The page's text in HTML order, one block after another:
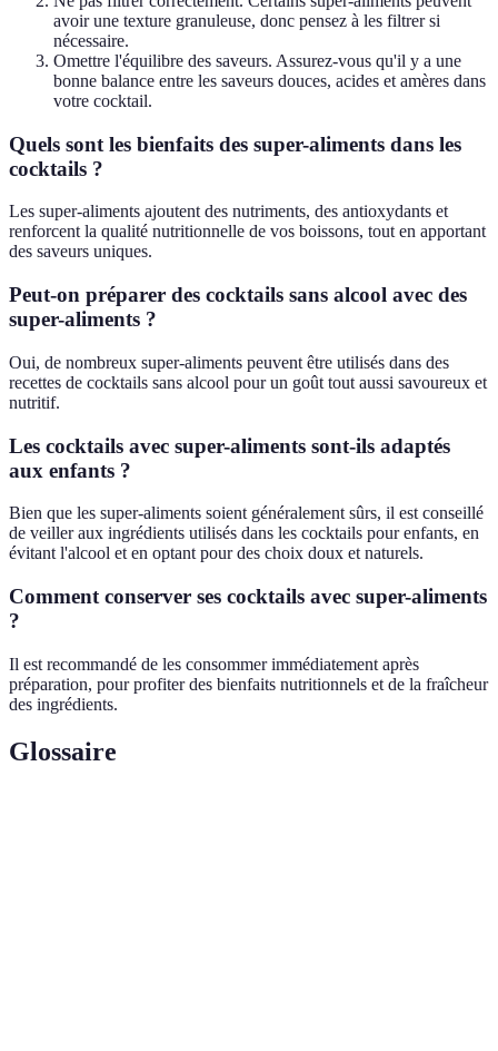
avoir une texture granuleuse, donc pensez à les filtrer si
nécessaire.
Omettre l'équilibre des saveurs. Assurez-vous qu'il y a une
bonne balance entre les saveurs douces, acides et amères dans
votre cocktail.
Quels sont les bienfaits des super-aliments dans les
cocktails ?
Les super-aliments ajoutent des nutriments, des antioxydants et
renforcent la qualité nutritionnelle de vos boissons, tout en apportant
des saveurs uniques.
Peut-on préparer des cocktails sans alcool avec des
super-aliments ?
Oui, de nombreux super-aliments peuvent être utilisés dans des
recettes de cocktails sans alcool pour un goût tout aussi savoureux et
nutritif.
Les cocktails avec super-aliments sont-ils adaptés
aux enfants ?
Bien que les super-aliments soient généralement sûrs, il est conseillé
de veiller aux ingrédients utilisés dans les cocktails pour enfants, en
évitant l'alcool et en optant pour des choix doux et naturels.
Comment conserver ses cocktails avec super-aliments
?
Il est recommandé de les consommer immédiatement après
préparation, pour profiter des bienfaits nutritionnels et de la fraîcheur
des ingrédients.
Glossaire